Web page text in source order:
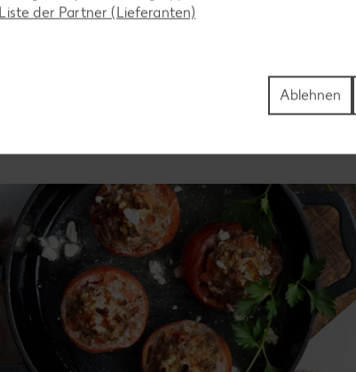
denn es geht auch ohne. Unsere
Liste der Partner (Lieferanten)
Ablehnen